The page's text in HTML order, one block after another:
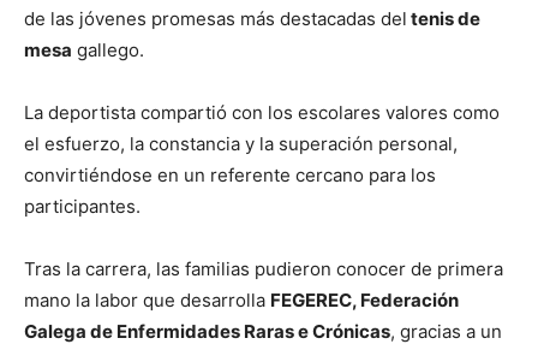
de las jóvenes promesas más destacadas del tenis de
mesa gallego.
La deportista compartió con los escolares valores como
el esfuerzo, la constancia y la superación personal,
convirtiéndose en un referente cercano para los
participantes.
Tras la carrera, las familias pudieron conocer de primera
mano la labor que desarrolla FEGEREC, Federación
Galega de Enfermidades Raras e Crónicas, gracias a un